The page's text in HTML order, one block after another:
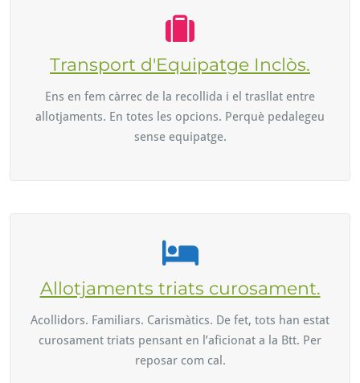
Transport d'Equipatge Inclòs.
Ens en fem càrrec de la recollida i el trasllat entre
allotjaments. En totes les opcions. Perquè pedalegeu
sense equipatge.
Allotjaments triats curosament.
Acollidors. Familiars. Carismàtics. De fet, tots han estat
curosament triats pensant en l’aficionat a la Btt. Per
reposar com cal.